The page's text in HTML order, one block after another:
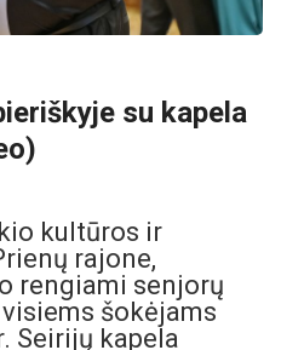
su kapela
kultūros ir
rajone,
rengiami senjorų
šokėjams
Seirijų kapela